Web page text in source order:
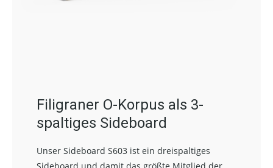
Filigraner O-Korpus als 3-
spaltiges Sideboard
Unser Sideboard S603 ist ein dreispaltiges